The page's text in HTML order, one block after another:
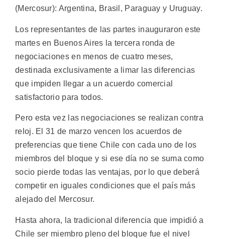
(Mercosur): Argentina, Brasil, Paraguay y Uruguay.
Los representantes de las partes inauguraron este
martes en Buenos Aires la tercera ronda de
negociaciones en menos de cuatro meses,
destinada exclusivamente a limar las diferencias
que impiden llegar a un acuerdo comercial
satisfactorio para todos.
Pero esta vez las negociaciones se realizan contra
reloj. El 31 de marzo vencen los acuerdos de
preferencias que tiene Chile con cada uno de los
miembros del bloque y si ese día no se suma como
socio pierde todas las ventajas, por lo que deberá
competir en iguales condiciones que el país más
alejado del Mercosur.
Hasta ahora, la tradicional diferencia que impidió a
Chile ser miembro pleno del bloque fue el nivel